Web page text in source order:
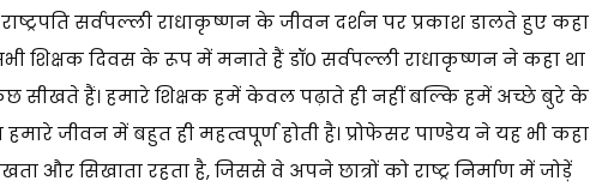
राष्ट्रपति सर्वपल्ली राधाकृष्णन के जीवन दर्शन पर प्रकाश डालते हुए कहा
शिक्षक दिवस के रूप में मनाते हैं डॉ० सर्वपल्ली राधाकृष्णन ने कहा था
सीखते हैं। हमारे शिक्षक हमें केवल पढ़ाते ही नहीं बल्कि हमें अच्छे बुरे के
जीवन में बहुत ही महत्वपूर्ण होती है। प्रोफेसर पाण्डेय ने यह भी कहा
और सिखाता रहता है, जिससे वे अपने छात्रों को राष्ट्र निर्माण में जोड़ें